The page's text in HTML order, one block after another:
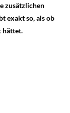
zusätzlichen
exakt so, als ob
hättet.